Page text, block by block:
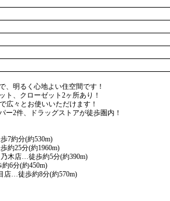
明るく心地よい住空間です！
、クローゼット2ヶ所あり！
々とお使いいただけます！
2件、ドラッグストアが徒歩圏内！
7約分(約530m)
約25分(約1960m)
木店…徒歩約5分(約390m)
6分(約450m)
店…徒歩約8分(約570m)